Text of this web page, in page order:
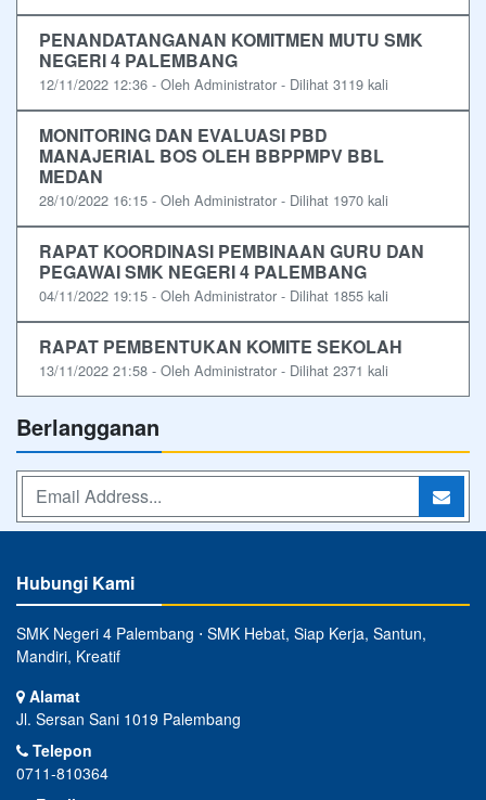
PENANDATANGANAN KOMITMEN MUTU SMK
NEGERI 4 PALEMBANG
12/11/2022 12:36 - Oleh Administrator - Dilihat 3119 kali
MONITORING DAN EVALUASI PBD
MANAJERIAL BOS OLEH BBPPMPV BBL
MEDAN
28/10/2022 16:15 - Oleh Administrator - Dilihat 1970 kali
RAPAT KOORDINASI PEMBINAAN GURU DAN
PEGAWAI SMK NEGERI 4 PALEMBANG
04/11/2022 19:15 - Oleh Administrator - Dilihat 1855 kali
RAPAT PEMBENTUKAN KOMITE SEKOLAH
13/11/2022 21:58 - Oleh Administrator - Dilihat 2371 kali
Berlangganan
Hubungi Kami
SMK Negeri 4 Palembang ⋅ SMK Hebat, Siap Kerja, Santun,
Mandiri, Kreatif
Alamat
Jl. Sersan Sani 1019 Palembang
Telepon
0711-810364